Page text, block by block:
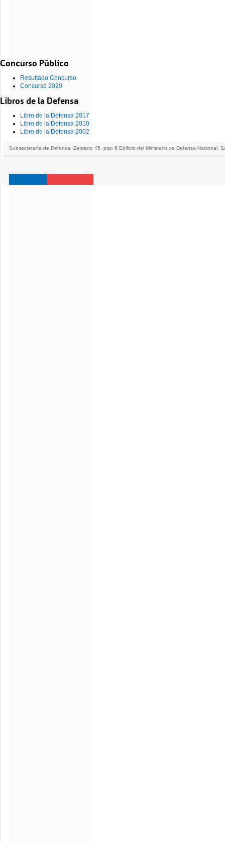
Concurso Público
Resultado Concurso
Concurso 2020
Libros de la Defensa
Libro de la Defensa 2017
Libro de la Defensa 2010
Libro de la Defensa 2002
Subsecretaría de Defensa. Zenteno 45, piso 5 Edificio del Ministerio de Defensa Nacional.